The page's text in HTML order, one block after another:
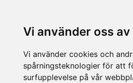
Vi använder oss
Vi använder cookies och
spårningsteknologier för att
surfupplevelse på vår